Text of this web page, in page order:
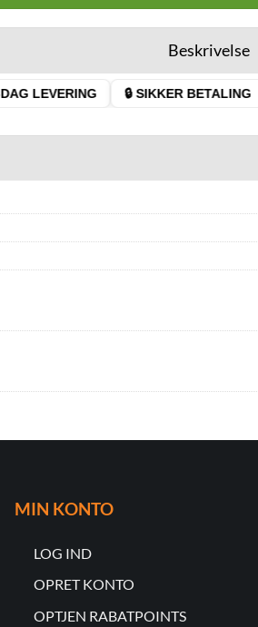
Beskrivelse
LEVERING 🔒 SIKKER BETALING
MIN KONTO
LOG IND
OPRET KONTO
OPTJEN RABATPOINTS